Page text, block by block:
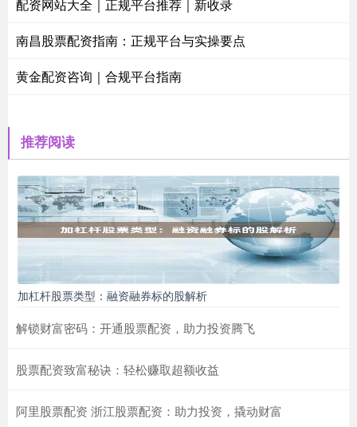
配资网站大全｜正规平台推荐｜新收录
南昌股票配资指南：正规平台与实操要点
黄金配资咨询｜合规平台指南
推荐阅读
加杠杆股票类型：融资融券标的股解析
解锁财富密码：开通股票配资，助力投资腾飞
股票配资致富秘诀：轻松赚取超额收益
阿里股票配资 浙江股票配资：助力投资，撬动财富